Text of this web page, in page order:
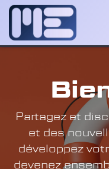
Se rendre au
Partagez et
et des
développez
devenez